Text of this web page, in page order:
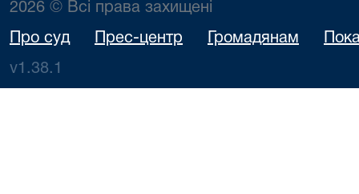
2026 © Всі права захищені
Про суд Прес-центр Громадянам
v1.38.1